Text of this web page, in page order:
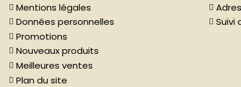
Mentions légales
Données personnelles
Promotions
Nouveaux produits
Meilleures ventes
Plan du site
Suivi